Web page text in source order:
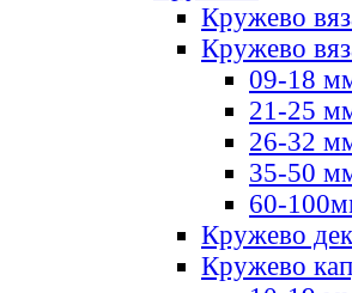
Кружево
Кружево
09-18
21-25
26-32
35-50
60-
Кружево
Кружево